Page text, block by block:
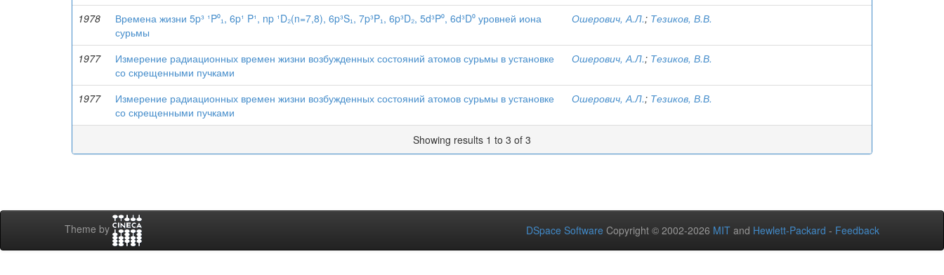
1978
Времена жизни 5p³ ¹P⁰₁, 6p¹ P¹, np ¹D₂(n=7,8), 6p³S₁, 7p³P₁, 6p³D₂, 5d³P⁰, 6d³D⁰ уровней иона
сурьмы
Ошерович, А.Л.; Тезиков, В.В.
1977
Измерение радиационных времен жизни возбужденных состояний атомов сурьмы в установке
со скрещенными пучками
Ошерович, А.Л.; Тезиков, В.В.
1977
Измерение радиационных времен жизни возбужденных состояний атомов сурьмы в установке
со скрещенными пучками
Ошерович, А.Л.; Тезиков, В.В.
Showing results 1 to 3 of 3
Theme by DSpace Software Copyright © 2002-2026 MIT and Hewlett-Packard - Feedback